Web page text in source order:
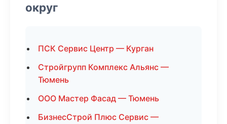
округ
ПСК Сервис Центр — Курган
Стройгрупп Комплекс Альянс —
Тюмень
ООО Мастер Фасад — Тюмень
БизнесСтрой Плюс Сервис —